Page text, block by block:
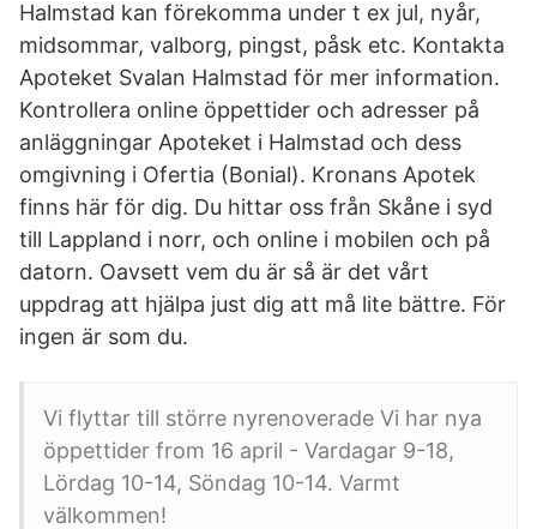
Halmstad kan förekomma under t ex jul, nyår,
midsommar, valborg, pingst, påsk etc. Kontakta
Apoteket Svalan Halmstad för mer information.
Kontrollera online öppettider och adresser på
anläggningar Apoteket i Halmstad och dess
omgivning i Ofertia (Bonial). Kronans Apotek
finns här för dig. Du hittar oss från Skåne i syd
till Lappland i norr, och online i mobilen och på
datorn. Oavsett vem du är så är det vårt
uppdrag att hjälpa just dig att må lite bättre. För
ingen är som du.
Vi flyttar till större nyrenoverade Vi har nya
öppettider from 16 april - Vardagar 9-18,
Lördag 10-14, Söndag 10-14. Varmt
välkommen!